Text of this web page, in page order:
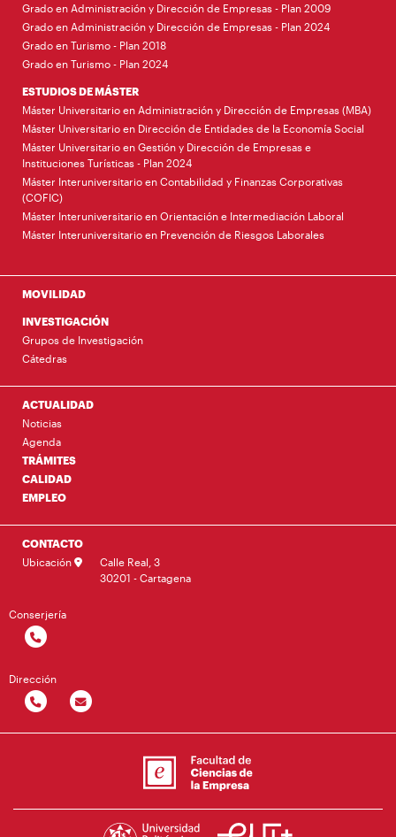
Grado en Administración y Dirección de Empresas - Plan 2009
Grado en Administración y Dirección de Empresas - Plan 2024
Grado en Turismo - Plan 2018
Grado en Turismo - Plan 2024
ESTUDIOS DE MÁSTER
Máster Universitario en Administración y Dirección de Empresas (MBA)
Máster Universitario en Dirección de Entidades de la Economía Social
Máster Universitario en Gestión y Dirección de Empresas e
Instituciones Turísticas - Plan 2024
Máster Interuniversitario en Contabilidad y Finanzas Corporativas
(COFIC)
Máster Interuniversitario en Orientación e Intermediación Laboral
Máster Interuniversitario en Prevención de Riesgos Laborales
MOVILIDAD
INVESTIGACIÓN
Grupos de Investigación
Cátedras
ACTUALIDAD
Noticias
Agenda
TRÁMITES
CALIDAD
EMPLEO
CONTACTO
Ubicación
Calle Real, 3
30201 - Cartagena
Conserjería
Dirección